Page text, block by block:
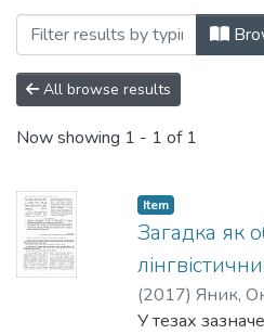
Browsing Мовний
All browse results
Now showing 1 - 1 of 1
Item
Загадка як
(2017) Яник,
У тезах